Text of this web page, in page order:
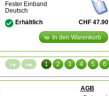
Fester Einband
Deutsch
Erhältlich
CHF 47.90
In den Warenkorb
1 2 3 4 5 6
AGB